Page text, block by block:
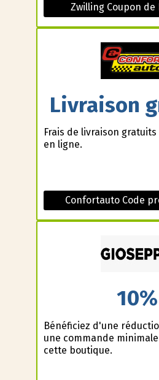
Zwilling Coupon de
Livraison
Frais de livraison
en ligne.
Confortauto Code
10%
Bénéficiez d'une
une commande
cette boutique.